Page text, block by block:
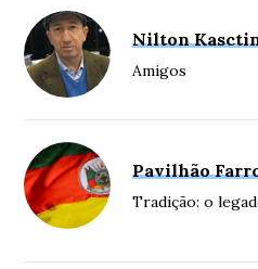
Nilton
Amigos
Pavilhão
Tradição: o